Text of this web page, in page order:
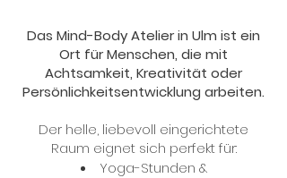
Das Mind-Body Atelier in Ulm ist ein
Ort für Menschen, die mit
Achtsamkeit, Kreativität oder
Persönlichkeitsentwicklung arbeiten.
Der helle, liebevoll eingerichtete
Raum eignet sich perfekt für:
Yoga-Stunden &